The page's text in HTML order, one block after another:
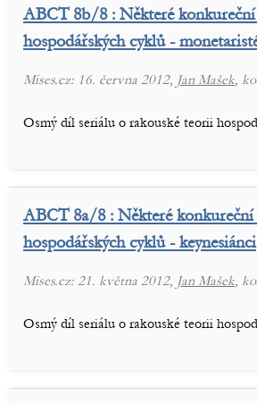
ABCT 8b/8 : Některé
hospodářských cyklů -
Mises.cz: 16. června 2012, Jan Mašek,
Osmý díl seriálu o rakouské teorii
ABCT 8a/8 : Některé
hospodářských cyklů - keynesiánci
Mises.cz: 21. května 2012, Jan Mašek,
Osmý díl seriálu o rakouské teorii